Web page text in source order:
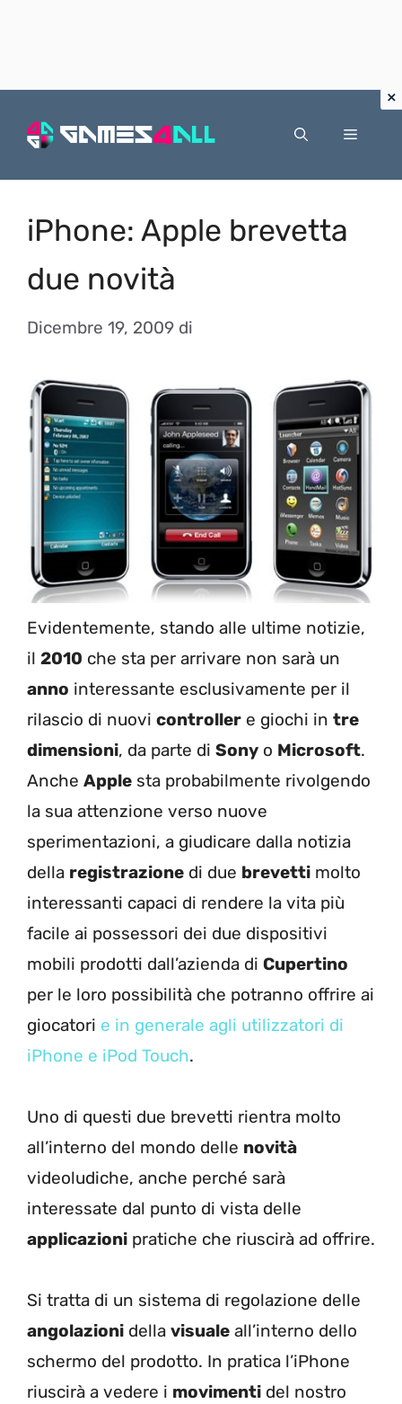
Menu
iPhone: Apple brevetta
due novità
Dicembre 19, 2009 di
Evidentemente, stando alle ultime notizie,
il 2010 che sta per arrivare non sarà un
anno interessante esclusivamente per il
rilascio di nuovi controller e giochi in tre
dimensioni, da parte di Sony o Microsoft.
Anche Apple sta probabilmente rivolgendo
la sua attenzione verso nuove
sperimentazioni, a giudicare dalla notizia
della registrazione di due brevetti molto
interessanti capaci di rendere la vita più
facile ai possessori dei due dispositivi
mobili prodotti dall’azienda di Cupertino
per le loro possibilità che potranno offrire ai
giocatori e in generale agli utilizzatori di
iPhone e iPod Touch.
Uno di questi due brevetti rientra molto
all’interno del mondo delle novità
videoludiche, anche perché sarà
interessate dal punto di vista delle
applicazioni pratiche che riuscirà ad offrire.
Si tratta di un sistema di regolazione delle
angolazioni della visuale all’interno dello
schermo del prodotto. In pratica l’iPhone
riuscirà a vedere i movimenti del nostro